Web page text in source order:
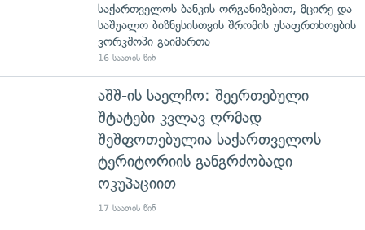
საქართველოს ბანკის ორგანიზებით, მცირე და
საშუალო ბიზნესისთვის შრომის უსაფრთხოების
ვორკშოპი გაიმართა
16 საათის წინ
აშშ-ის საელჩო: შეერთებული
შტატები კვლავ ღრმად
შეშფოთებულია საქართველოს
ტერიტორიის განგრძობადი
ოკუპაციით
17 საათის წინ